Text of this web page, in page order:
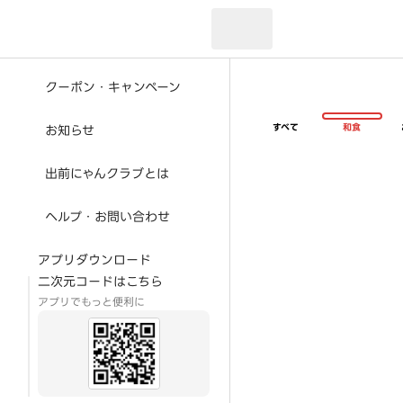
クーポン・キャンペーン
お知らせ
出前にゃんクラブとは
ヘルプ・お問い合わせ
アプリダウンロード
二次元コードはこちら
アプリでもっと便利に
すべて 和食